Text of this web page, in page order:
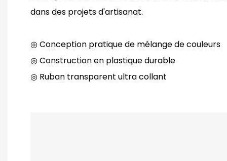
dans des projets d'artisanat.
◎ Conception pratique de mélange de couleurs
◎ Construction en plastique durable
◎ Ruban transparent ultra collant